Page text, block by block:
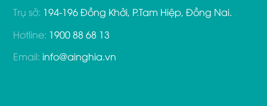
Trụ sở: 194-196 Đồng Khởi, P.Tam Hiệp, Đồng Nai.
Hotline: 1900 88 68 13
Email: info@ainghia.vn